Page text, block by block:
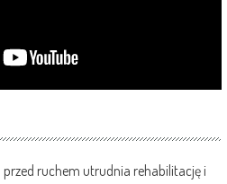
ruchem utrudnia rehabilitację i